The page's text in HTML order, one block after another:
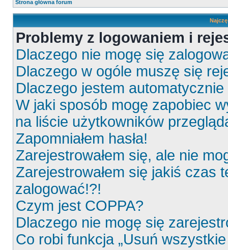
Strona główna forum
Problemy z logowaniem i
Dlaczego nie mogę się
Dlaczego w ogóle muszę się
Dlaczego jestem
W jaki sposób mogę zapobiec
na liście użytkowników
Zapomniałem hasła!
Zarejestrowałem się, ale nie
Zarejestrowałem się jakiś czas
zalogować!?!
Czym jest COPPA?
Dlaczego nie mogę się
Co robi funkcja „Usuń